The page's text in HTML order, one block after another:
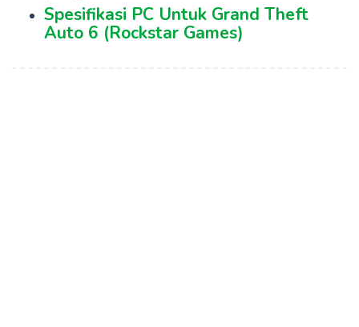
Spesifikasi PC Untuk Grand Theft
Auto 6 (Rockstar Games)